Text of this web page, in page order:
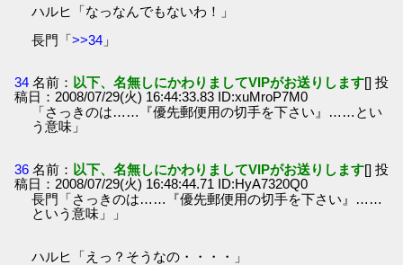
ハルヒ「なっなんでもないわ！」
長門「>>34 」
34 名前： 以下、名無しにかわりましてVIPがお送りします[] 投
稿日：2008/07/29(火) 16:44:33.83 ID:xuMroP7M0
「さっきのは……『優先郵便用の切手を下さい』……とい
う意味」
36 名前： 以下、名無しにかわりましてVIPがお送りします[] 投
稿日：2008/07/29(火) 16:48:44.71 ID:HyA7320Q0
長門「さっきのは……『優先郵便用の切手を下さい』……
という意味」」
ハルヒ「えっ？そうなの・・・・」